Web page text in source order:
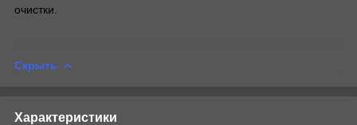
очистки.
Скрыть
Характеристики